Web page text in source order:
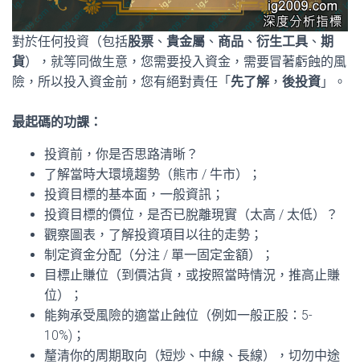
對於任何投資（包括股票 、 貴金屬 、 商品 、 衍生工具 、 期
貨），就等同做生意，您需要投入資金，需要冒著虧蝕的風
險，所以投入資金前，您有絕對責任「 先了解 ， 後投資 」。
最起碼的功課：
投資前，你是否思路清晰？
了解當時大環境趨勢（熊市 / 牛市）；
投資目標的基本面，一般資訊；
投資目標的價位，是否已脫離現實（太高 / 太低）？
觀察圖表，了解投資項目以往的走勢；
制定資金分配（分注 / 單一固定金額）；
目標止賺位（到價沽貨，或按照當時情況，推高止賺
位）；
能夠承受風險的適當止蝕位（例如一般正股：5-
10%)；
釐清你的周期取向（短炒、中線、長線），切勿中途